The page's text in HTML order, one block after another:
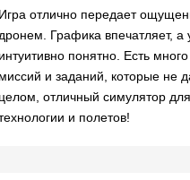
Игра отлично передает
дронем. Графика впечатляет, а
интуитивно понятно. Есть
миссий и заданий, которые не
целом, отличный симулятор
и полетов!